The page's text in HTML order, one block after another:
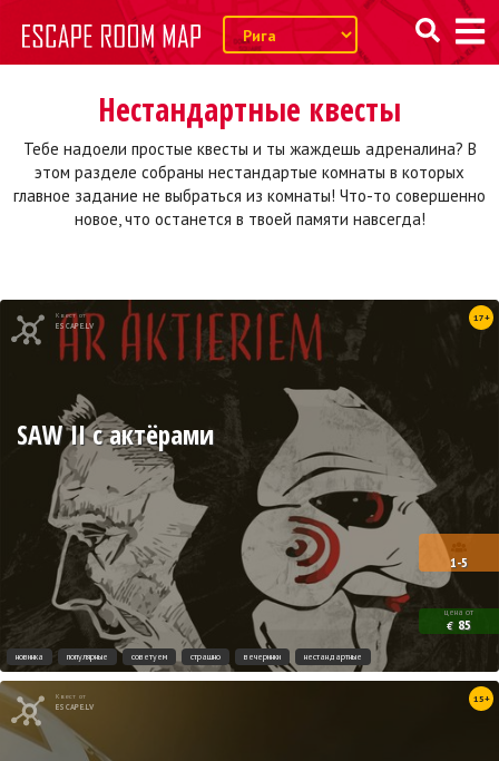
Нестандартные квесты
Тебе надоели простые квесты и ты жаждешь адреналина? В
этом разделе собраны нестандартые комнаты в которых
главное задание не выбраться из комнаты! Что-то совершенно
новое, что останется в твоей памяти навсегда!
Квест от
ESCAPE.LV
17+
1-5
цена от
€ 85
SAW II с актёрами
новинка популярные советуем страшно вечеринки нестандартные
Квест от
ESCAPE.LV
15+